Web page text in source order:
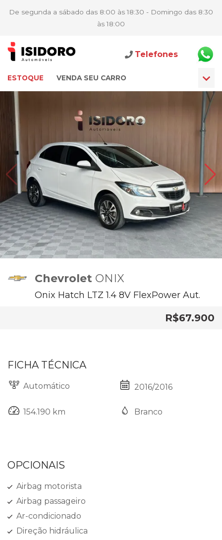
De segunda a sábado das 8:00 às 18:30 - Domingo das 8:30
às 18:00
ESTOQUE VENDA SEU CARRO
Telefones
Chevrolet ONIX
Onix Hatch LTZ 1.4 8V FlexPower Aut.
R$67.900
FICHA TÉCNICA
Automático 2016/2016
154.190 km Branco
OPCIONAIS
Airbag motorista
Airbag passageiro
Ar-condicionado
Direção hidráulica